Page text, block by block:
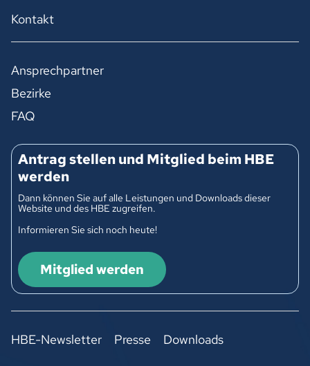
Kontakt
Ansprechpartner
Bezirke
FAQ
Antrag stellen und Mitglied beim HBE
werden
Dann können Sie auf alle Leistungen und Downloads dieser
Website und des HBE zugreifen.
Informieren Sie sich noch heute!
Mitglied werden
HBE-Newsletter Presse Downloads